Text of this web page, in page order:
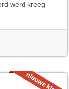
werd kreeg